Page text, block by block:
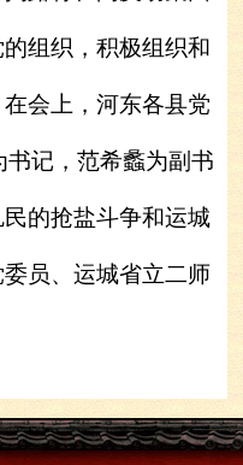
组织，积极组织和
会上，河东各县党
记，范希蠡为副书
的抢盐斗争和运城
员、运城省立二师